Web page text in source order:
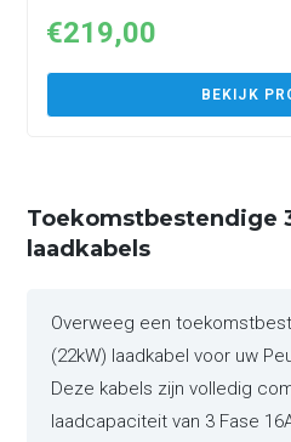
€219,00
BEKIJK
Toekomstbestendige
laadkabels
Overweeg een
(22kW) laadkabel voor uw
Deze kabels zijn volledig
laadcapaciteit van 3 Fase